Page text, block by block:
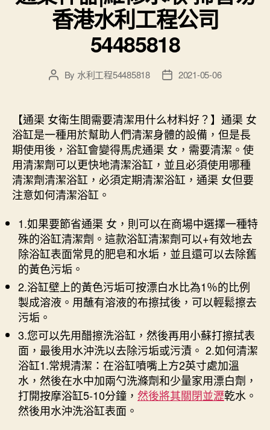
香港水利工程公司
54485818
PostBy 水利工程54485818
Post2021-05-06
【通渠 女衛生間需要清潔用什么材料好？】通渠 女
浴缸是一種用於幫助人們清潔身體的設備，但是長
期使用後，浴缸會變得馬虎通渠 女，需要清潔。使
用清潔劑可以更快地清潔浴缸，並且必須使用哪種
清潔劑清潔浴缸，必須定期清潔浴缸，通渠 女但要
注意如何清潔浴缸。
1.如果要節省通渠 女，則可以在商場中選擇一種特
殊的浴缸清潔劑。這款浴缸清潔劑可以+有效地去
除浴缸表面常見的肥皂和水垢，並且還可以去除舊
的黃色污垢。
2.浴缸壁上的黃色污垢可按漂白水比為1％的比例
製成溶液。用蘸有溶液的布擦拭後，可以輕鬆擦去
污垢。
3.您可以先用醋擦洗浴缸，然後再用小蘇打擦拭表
面，最後用水沖洗以去除污垢或污漬。 2.如何清潔
浴缸1.常規清潔：在浴缸噴嘴上方2英寸處加溫
水，然後在水中加兩勺洗滌劑和少量家用漂白劑，
打開按摩浴缸5-10分鐘， 然後將其關閉並瀝乾水。
然後用水沖洗浴缸表面。